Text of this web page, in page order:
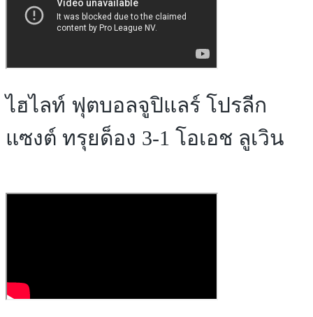
ไฮไลท์ ฟุตบอลจูปิแลร์ โปรลีก
แซงต์ ทรุยด็อง 3-1 โอเอช ลูเวิน